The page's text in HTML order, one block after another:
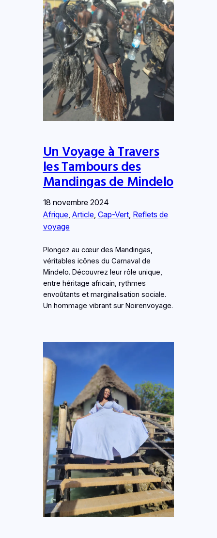
Un Voyage à Travers
les Tambours des
Mandingas de Mindelo
18 novembre 2024
Afrique, Article, Cap-Vert, Reflets de
voyage
Plongez au cœur des Mandingas,
véritables icônes du Carnaval de
Mindelo. Découvrez leur rôle unique,
entre héritage africain, rythmes
envoûtants et marginalisation sociale.
Un hommage vibrant sur Noirenvoyage.